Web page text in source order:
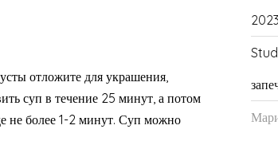
отложите для украшения,
суп в течение 25 минут, а потом
не более 1-2 минут. Суп можно